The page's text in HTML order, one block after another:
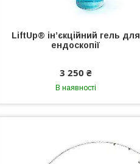
LiftUp® ін’єкційний гель для
ендоскопії
3 250 ₴
В наявності